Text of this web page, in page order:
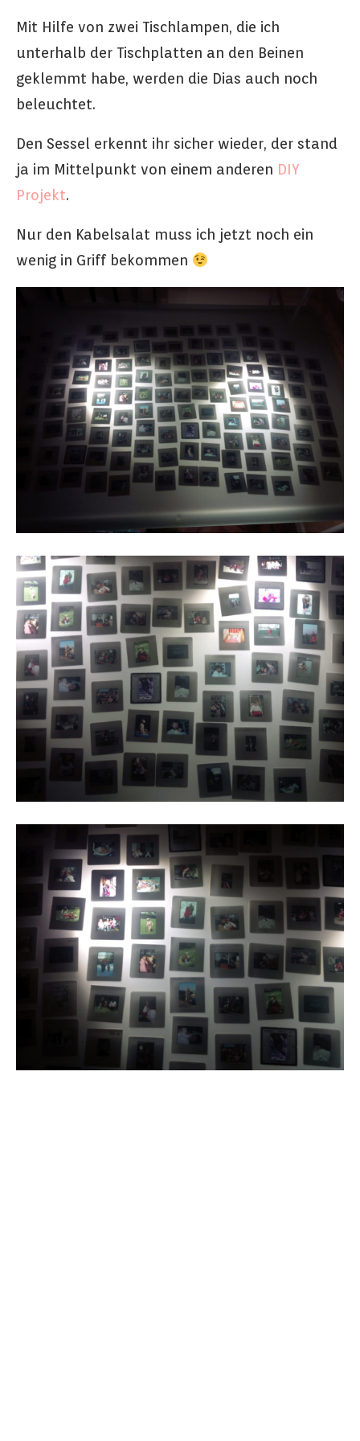
Mit Hilfe von zwei Tischlampen, die ich
unterhalb der Tischplatten an den Beinen
geklemmt habe, werden die Dias auch noch
beleuchtet.
Den Sessel erkennt ihr sicher wieder, der stand
ja im Mittelpunkt von einem anderen DIY
Projekt.
Nur den Kabelsalat muss ich jetzt noch ein
wenig in Griff bekommen